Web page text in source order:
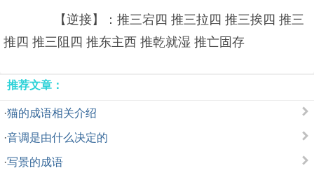
【逆接】：推三宕四 推三拉四 推三挨四 推三
推四 推三阻四 推东主西 推乾就湿 推亡固存
推荐文章：
·猫的成语相关介绍
·音调是由什么决定的
·写景的成语